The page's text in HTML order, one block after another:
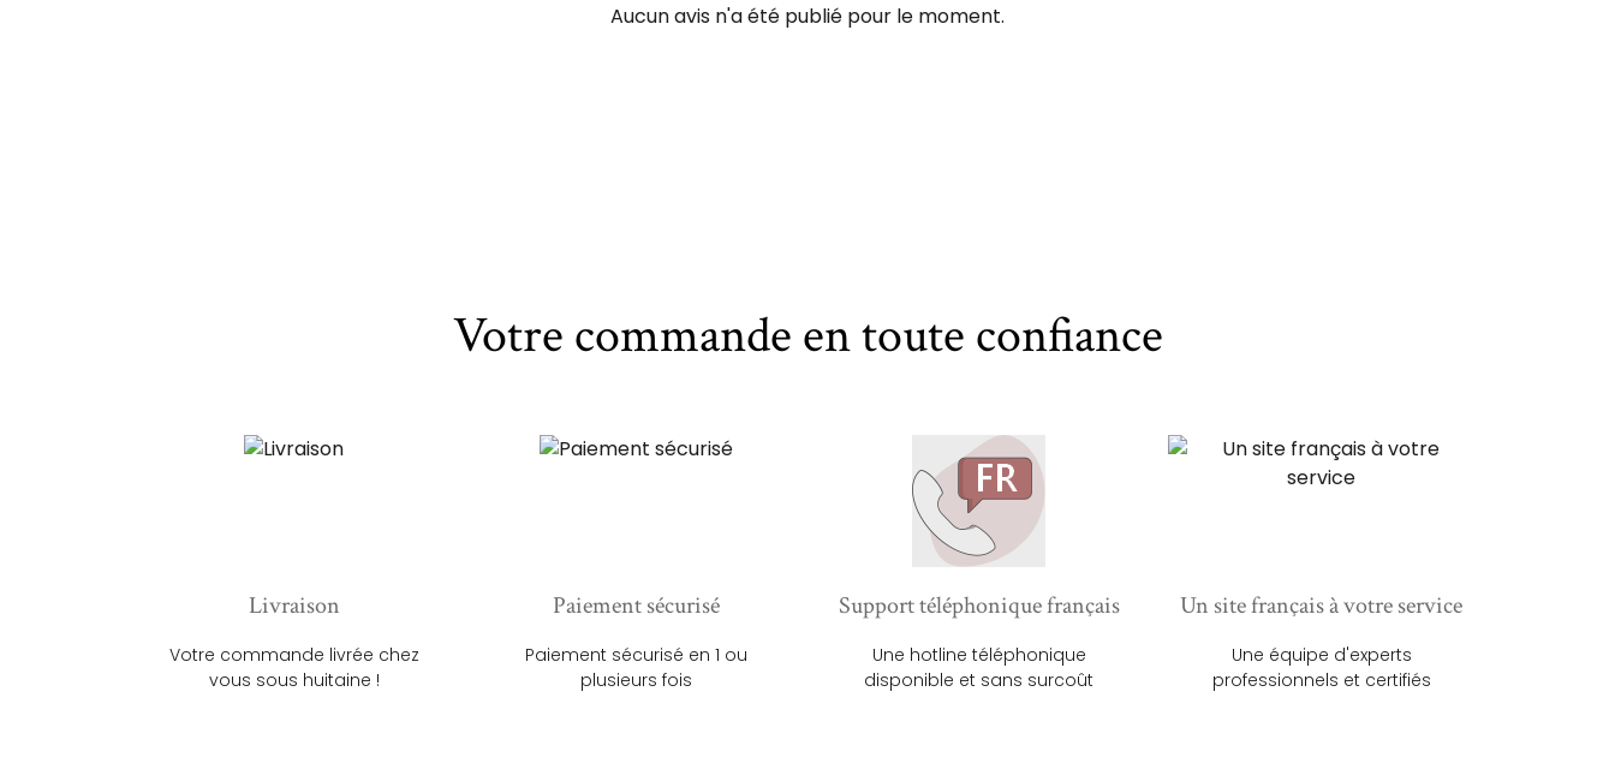
Aucun avis n'a été publié pour le moment.
Votre commande en toute confiance
Livraison
Votre commande livrée chez
vous sous huitaine !
Paiement sécurisé
Paiement sécurisé en 1 ou
plusieurs fois
Support téléphonique français
Une hotline téléphonique
disponible et sans surcoût
Un site français à votre service
Une équipe d'experts
professionnels et certifiés